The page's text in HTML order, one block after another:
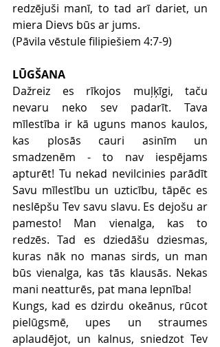
redzējuši manī, to tad arī dariet, un
miera Dievs būs ar jums.
(Pāvila vēstule filipiešiem 4:7-9)
LŪGŠANA
Dažreiz es rīkojos muļķīgi, taču
nevaru neko sev padarīt. Tava
mīlestība ir kā uguns manos kaulos,
kas plosās cauri asinīm un
smadzenēm - to nav iespējams
apturēt! Tu nekad nevilcinies parādīt
Savu mīlestību un uzticību, tāpēc es
neslēpšu Tev savu slavu. Es dejošu ar
pamesto! Man vienalga, kas to
redzēs. Tad es dziedāšu dziesmas,
kuras nāk no manas sirds, un man
būs vienalga, kas tās klausās. Nekas
mani neatturēs, pat mana lepnība!
Kungs, kad es dzirdu okeānus, rūcot
pielūgsmē, upes un straumes
aplaudējot, un kalnus, sniedzot Tev